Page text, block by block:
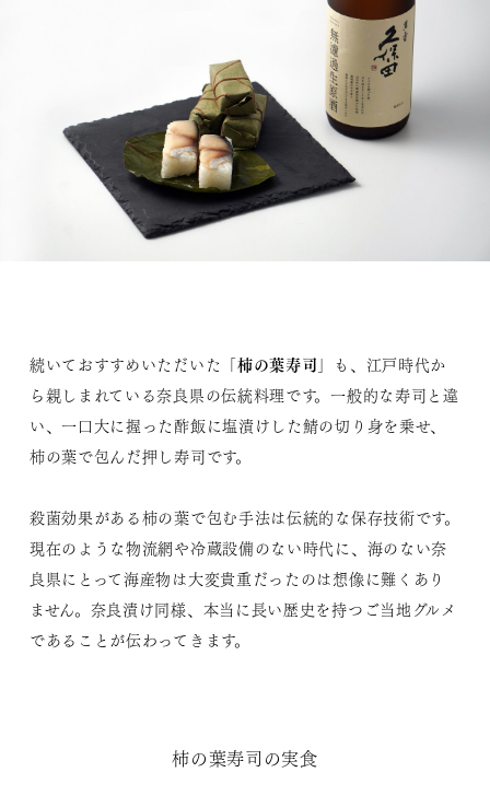
続いておすすめいただいた「柿の葉寿司 」も、江戸時代か
ら親しまれている奈良県の伝統料理です。一般的な寿司と違
い、一口大に握った酢飯に塩漬けした鯖の切り身を乗せ、
柿の葉で包んだ押し寿司です。
殺菌効果がある柿の葉で包む手法は伝統的な保存技術です。
現在のような物流網や冷蔵設備のない時代に、海のない奈
良県にとって海産物は大変貴重だったのは想像に難くあり
ません。奈良漬け同様、本当に長い歴史を持つご当地グルメ
であることが伝わってきます。
柿の葉寿司の実食